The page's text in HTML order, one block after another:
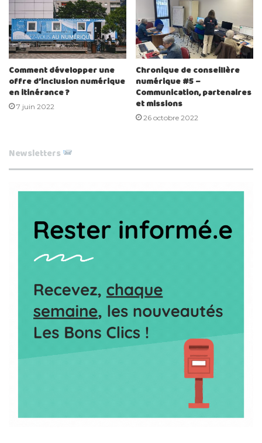
Comment développer une
offre d’inclusion numérique
en itinérance ?
7 juin 2022
Chronique de conseillère
numérique #5 –
Communication, partenaires
et missions
26 octobre 2022
Newsletters